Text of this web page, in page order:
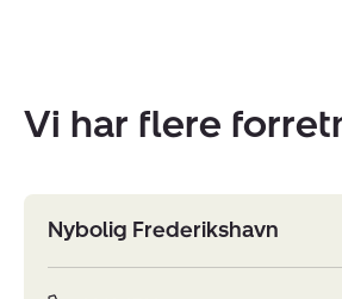
Vi har flere
Nybolig Frederikshavn